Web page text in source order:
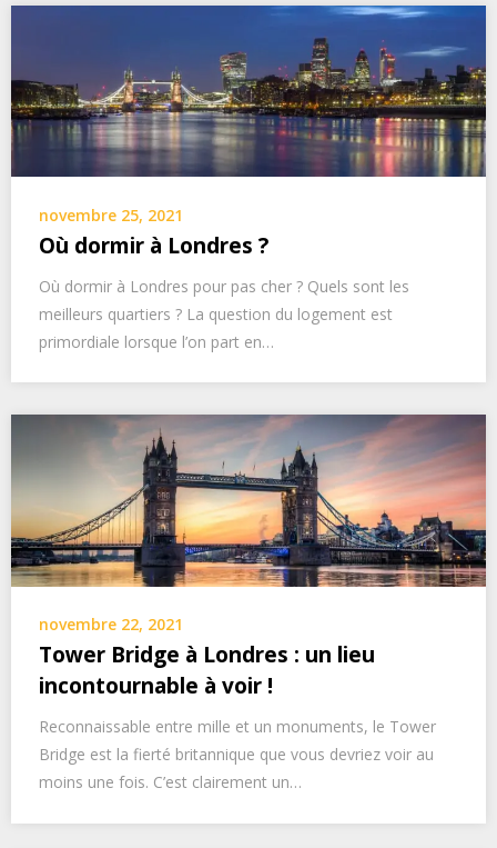
novembre 25, 2021
Où dormir à Londres ?
Où dormir à Londres pour pas cher ? Quels sont les
meilleurs quartiers ? La question du logement est
primordiale lorsque l’on part en…
novembre 22, 2021
Tower Bridge à Londres : un lieu
incontournable à voir !
Reconnaissable entre mille et un monuments, le Tower
Bridge est la fierté britannique que vous devriez voir au
moins une fois. C’est clairement un…